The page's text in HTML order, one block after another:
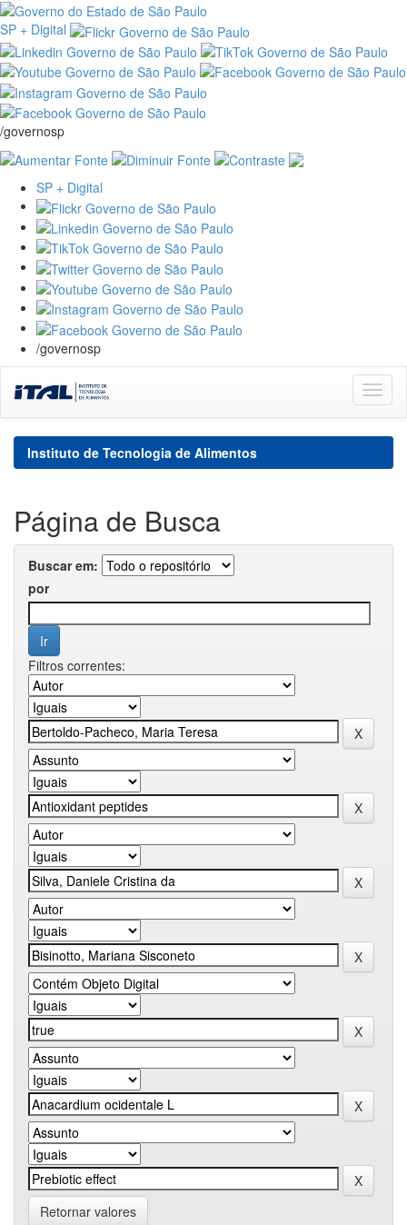
SP + Digital
/governosp
SP + Digital
/governosp
navigation
Instituto de Tecnologia de Alimentos
Página de Busca
Buscar em:
por
Filtros correntes:
Retornar valores